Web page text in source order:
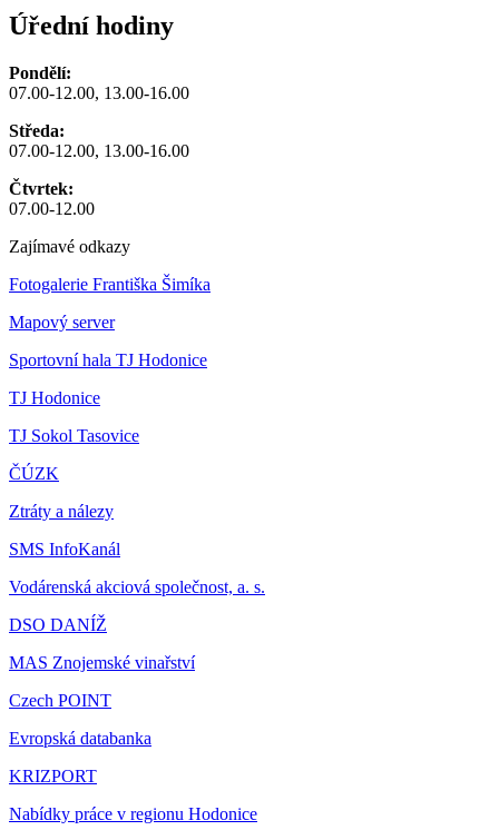
Úřední hodiny
Pondělí:
07.00-12.00, 13.00-16.00
Středa:
07.00-12.00, 13.00-16.00
Čtvrtek:
07.00-12.00
Zajímavé odkazy
Fotogalerie Františka Šimíka
Mapový server
Sportovní hala TJ Hodonice
TJ Hodonice
TJ Sokol Tasovice
ČÚZK
Ztráty a nálezy
SMS InfoKanál
Vodárenská akciová společnost, a. s.
DSO DANÍŽ
MAS Znojemské vinařství
Czech POINT
Evropská databanka
KRIZPORT
Nabídky práce v regionu Hodonice